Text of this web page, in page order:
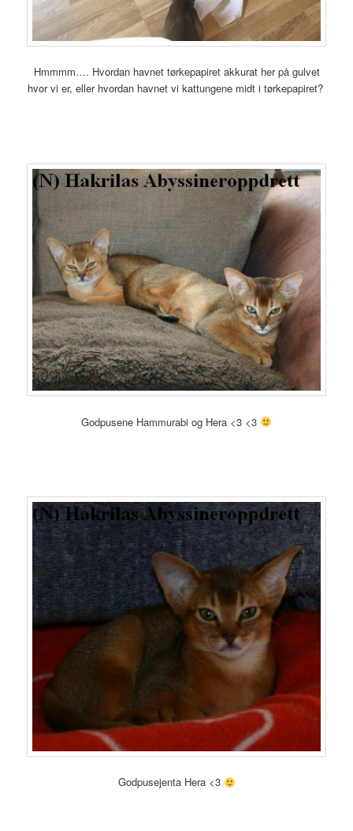
Hmmmm…. Hvordan havnet tørkepapiret akkurat her på gulvet
hvor vi er, eller hvordan havnet vi kattungene midt i tørkepapiret?
Godpusene Hammurabi og Hera <3 <3
Godpusejenta Hera <3